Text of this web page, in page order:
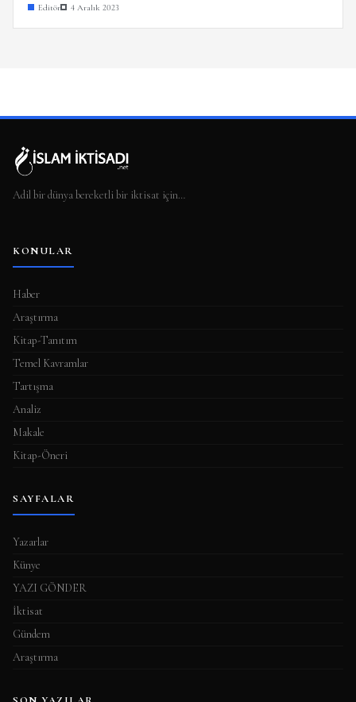
Editör 4 Aralık 2023
Adil bir dünya bereketli bir iktisat için…
KONULAR
Haber
Araştırma
Kitap-Tanıtım
Temel Kavramlar
Tartışma
Analiz
Makale
Kitap-Öneri
SAYFALAR
Yazarlar
Künye
YAZI GÖNDER
İktisat
Gündem
Araştırma